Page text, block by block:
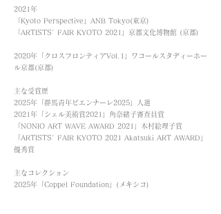
2021年
「Kyoto Perspective」ANB Tokyo(東京)
「ARTISTS' FAIR KYOTO 2021」京都文化博物館 (京都)
2020年「クロスフロンティアVol.1」ワコールスタディーホー
ル京都(京都)
主な受賞歴
2025年「群馬青年ビエンナーレ2025」入選
2021年「シェル美術賞2021」角奈緒子審査員賞
「NONIO ART WAVE AWARD 2021」木村絵理子賞
「ARTISTS' FAIR KYOTO 2021 Akatsuki ART AWARD」
優秀賞
主なコレクション
2025年「Coppel Foundation」(メキシコ)